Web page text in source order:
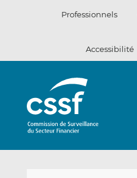
Professionnels
Accessibilité